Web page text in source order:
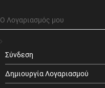
Ο Λογαριασμός μου
Σύνδεση
Δημιουργία Λογαριασμού